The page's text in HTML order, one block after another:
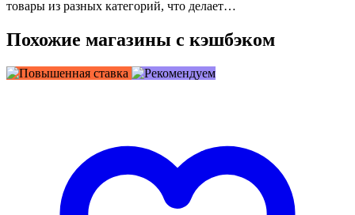
товары из разных категорий, что делает…
Похожие магазины с кэшбэком